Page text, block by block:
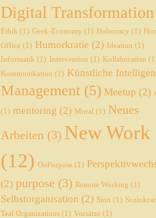
Digital Transformation
Ethik (1) Geek-Economy (1) Holocracy (1)
Office(1) Humorkratie (2) Ideation (1)
Informatik (1) Intervention (1) Kollaboration
Kommunikation (1) Künstliche
Management(5) Meetup (2)
(1) mentoring (2) Moral (1) Neues
Arbeiten (3) New Work
(12) OnPurpose(1)
(2) purpose(3) Remote Working (1)
Selbstorganisation (2) Sinn (1)
Teal Organizations(1) Vorsätze(1)